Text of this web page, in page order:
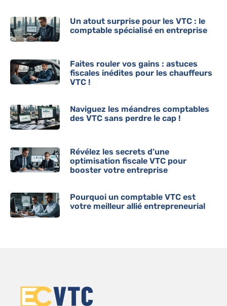
Un atout surprise pour les VTC : le
comptable spécialisé en entreprise
Faites rouler vos gains : astuces
fiscales inédites pour les chauffeurs
VTC !
Naviguez les méandres comptables
des VTC sans perdre le cap !
Révélez les secrets d’une
optimisation fiscale VTC pour
booster votre entreprise
Pourquoi un comptable VTC est
votre meilleur allié entrepreneurial